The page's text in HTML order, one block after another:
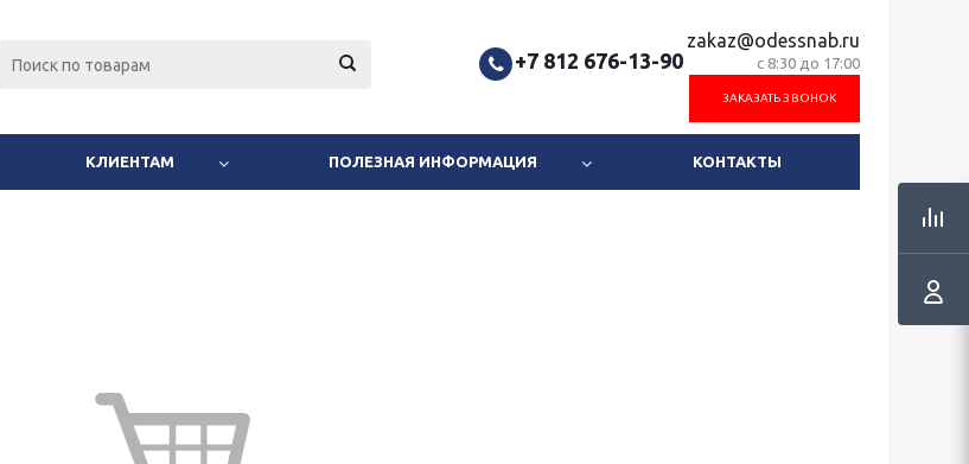
+7 812 676-13-90
zakaz@odessnab.ru
с 8:30 до 17:00
ЗАКАЗАТЬ ЗВОНОК
КЛИЕНТАМ ПОЛЕЗНАЯ ИНФОРМАЦИЯ КОНТАКТЫ